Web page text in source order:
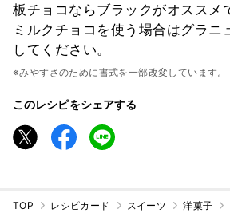
板チョコならブラックがオススメ
ミルクチョコを使う場合はグラニ
してください。
※みやすさのために書式を一部改変しています。
このレシピをシェアする
TOP レシピカード スイーツ 洋菓子